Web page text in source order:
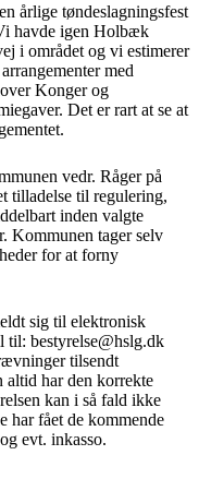
årlige tøndeslagningsfest
havde igen Holbæk
i området og vi estimerer
med
Konger og
Det er rart at se at
vedr. Råger på
tilladelse til regulering,
inden valgte
Kommunen tager selv
for at forny
sig til elektronisk
til: bestyrelse@hslg.dk
tilsendt
altid har den korrekte
kan i så fald ikke
har fået de kommende
evt. inkasso.